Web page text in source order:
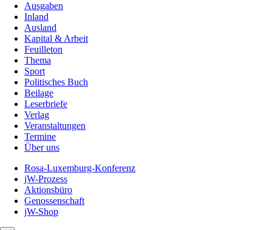
Ausgaben
Inland
Ausland
Kapital & Arbeit
Feuilleton
Thema
Sport
Politisches Buch
Beilage
Leserbriefe
Verlag
Veranstaltungen
Termine
Über uns
Rosa-Luxemburg-Konferenz
jW-Prozess
Aktionsbüro
Genossenschaft
jW-Shop